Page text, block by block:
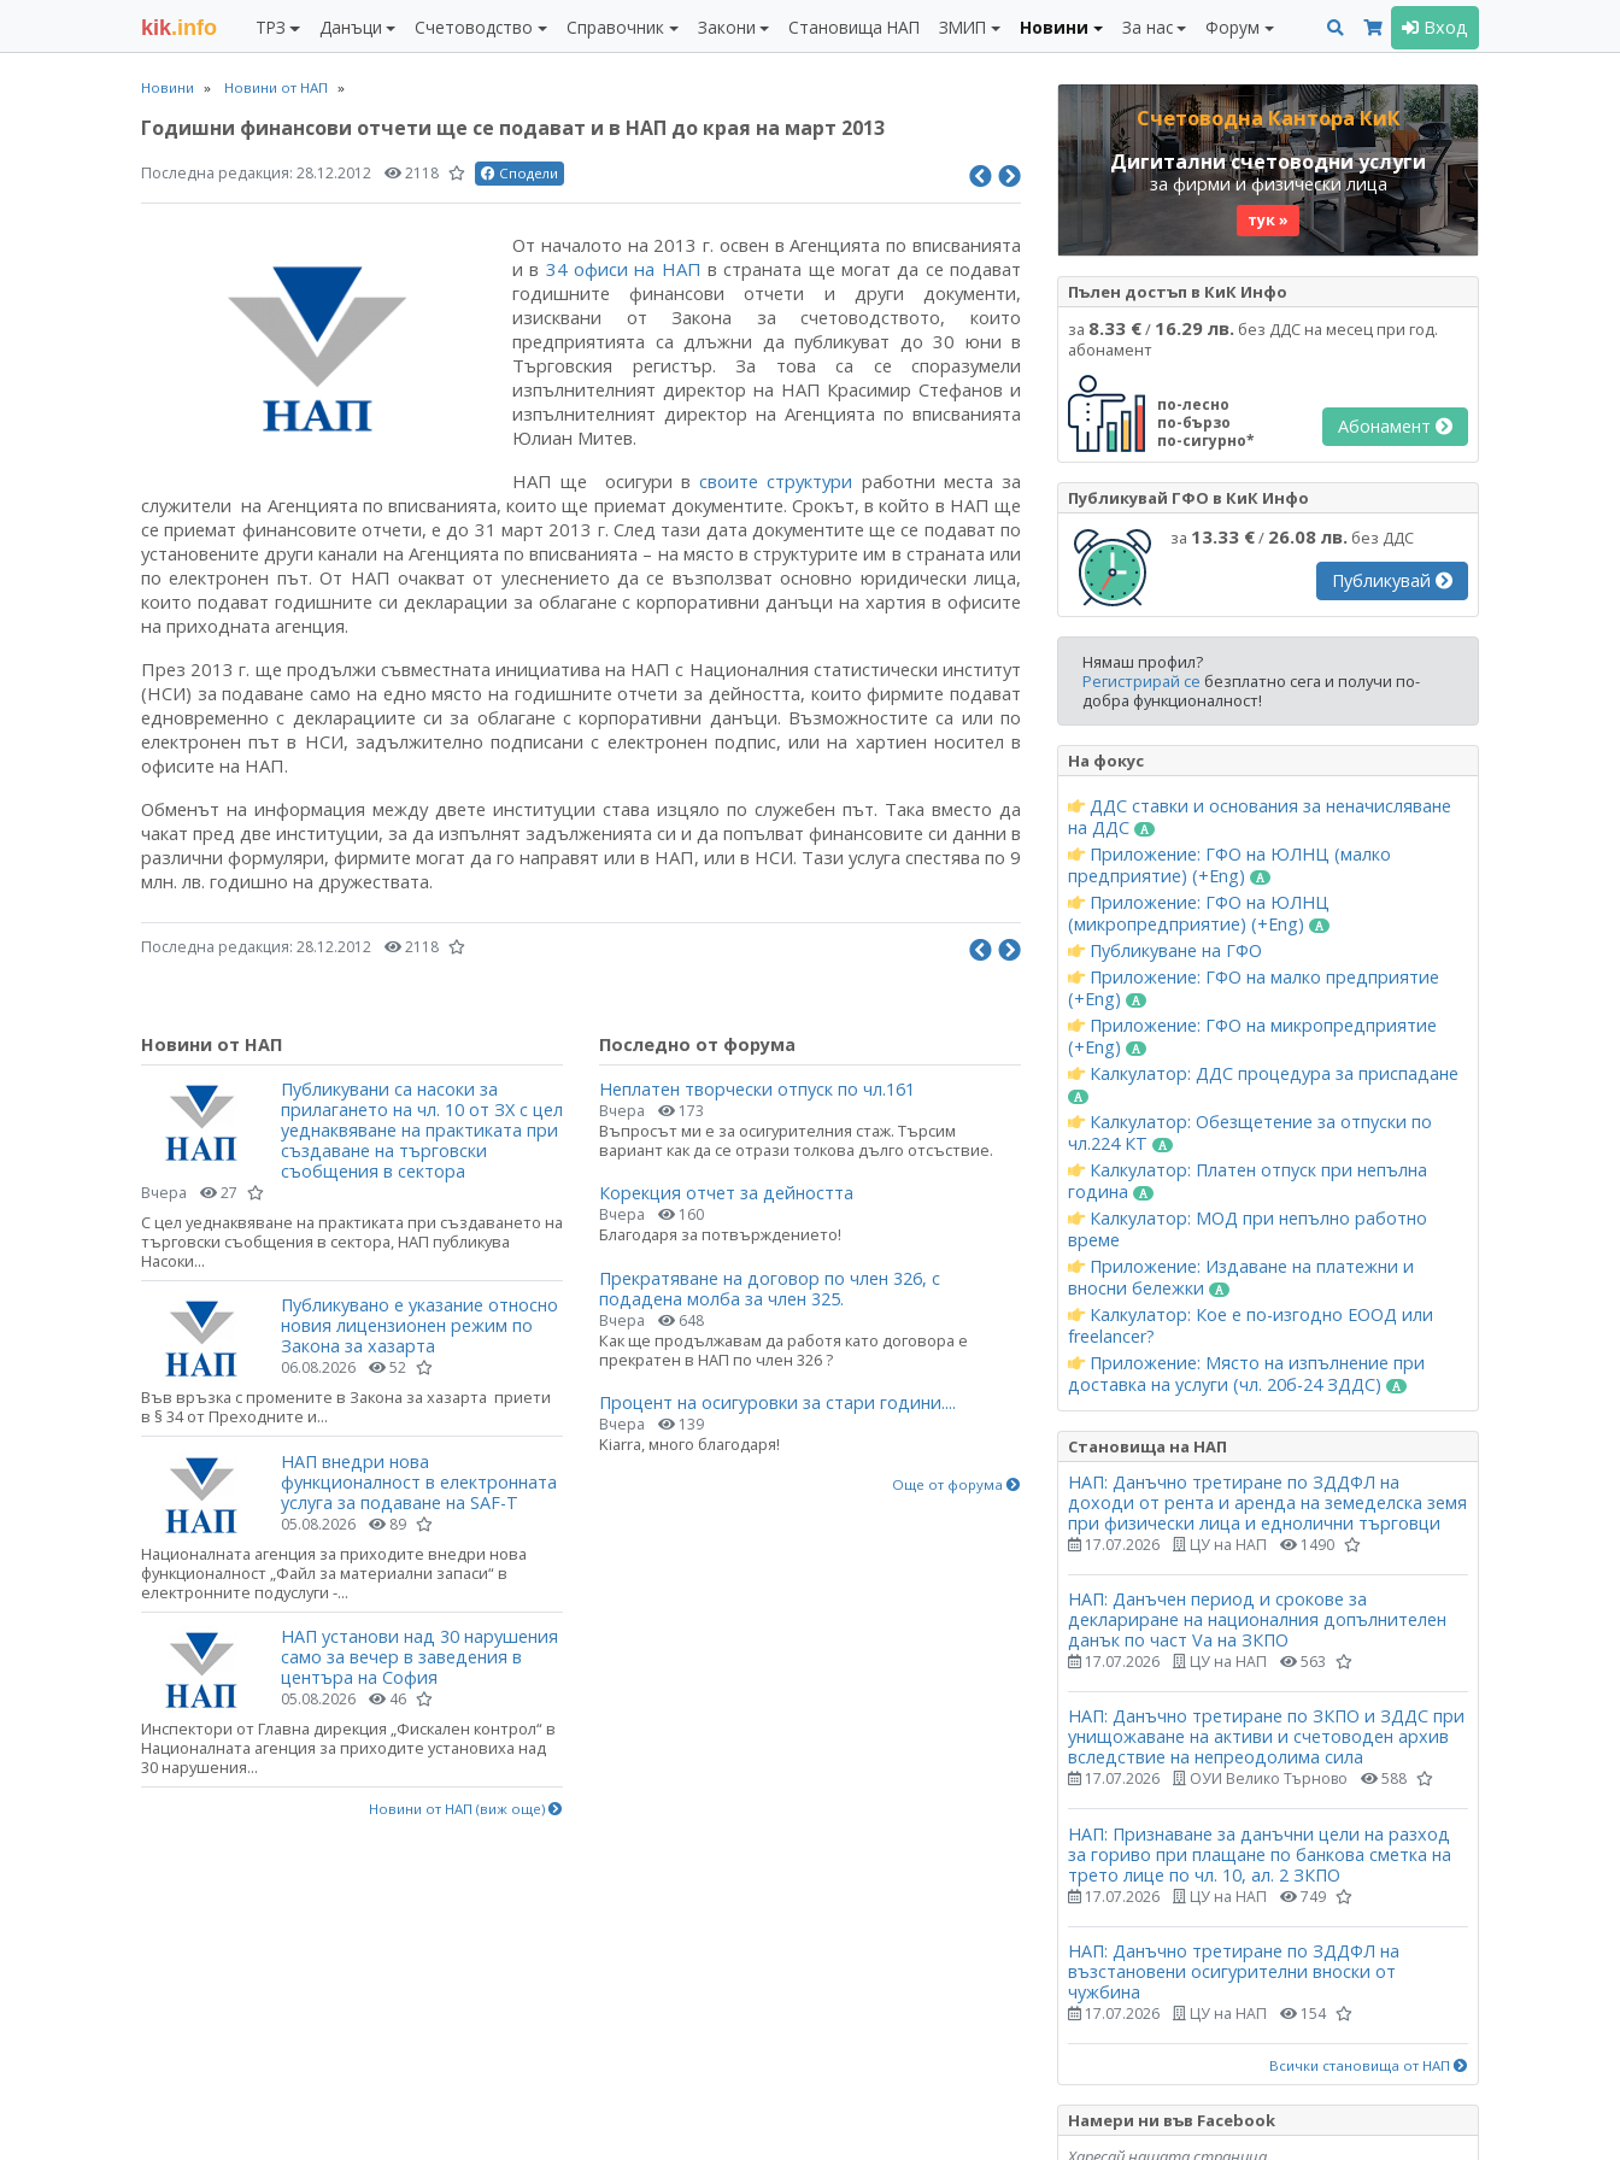
kik.info ТРЗ Данъци Счетоводство Справочник Закони Становища НАП ЗМИП Новини За нас Форум Вход
Новини Новини от НАП
Годишни финансови отчети ще се подават и в НАП до края на март 2013
Последна редакция: 28.12.2012 2118 Сподели
От началото на 2013 г. освен в Агенцията по вписванията
и в 34 офиси на НАП в страната ще могат да се подават
годишните финансови отчети и други документи,
изисквани от Закона за счетоводството, които
предприятията са длъжни да публикуват до 30 юни в
Търговския регистър. За това са се споразумели
изпълнителният директор на НАП Красимир Стефанов и
изпълнителният директор на Агенцията по вписванията
Юлиан Митев.
НАП ще осигури всвоите структури работни места за
служители на Агенцията по вписванията, които ще приемат документите. Срокът, в който в НАП ще
се приемат финансовите отчети, е до 31 март 2013 г. След тази дата документите ще се подават по
установените други канали на Агенцията по вписванията – на място в структурите им в страната или
по електронен път. От НАП очакват от улеснението да се възползват основно юридически лица,
които подават годишните си декларации за облагане с корпоративни данъци на хартия в офисите
на приходната агенция.
През 2013 г. ще продължи съвместната инициатива на НАП с Националния статистически институт
(НСИ) за подаване само на едно място на годишните отчети за дейността, които фирмите подават
едновременно с декларациите си за облагане с корпоративни данъци. Възможностите са или по
електронен път в НСИ, задължително подписани с електронен подпис, или на хартиен носител в
офисите на НАП.
Обменът на информация между двете институции става изцяло по служебен път. Така вместо да
чакат пред две институции, за да изпълнят задълженията си и да попълват финансовите си данни в
различни формуляри, фирмите могат да го направят или в НАП, или в НСИ. Тази услуга спестява по 9
млн. лв. годишно на дружествата.
Последна редакция: 28.12.2012 2118
Новини от НАП
Публикувани са насоки за
прилагането на чл. 10 от ЗХ с цел
уеднаквяване на практиката при
създаване на търговски
съобщения в сектора
Вчера 27
С цел уеднаквяване на практиката при създаването на
търговски съобщения в сектора, НАП публикува
Насоки...
Публикувано е указание относно
новия лицензионен режим по
Закона за хазарта
06.08.2026 52
Във връзка с промените в Закона за хазарта приети
в § 34 от Преходните и...
НАП внедри нова
функционалност в електронната
услуга за подаване на SAF-T
05.08.2026 89
Националната агенция за приходите внедри нова
функционалност „Файл за материални запаси“ в
електронните подуслуги -...
НАП установи над 30 нарушения
само за вечер в заведения в
центъра на София
05.08.2026 46
Инспектори от Главна дирекция „Фискален контрол“ в
Националната агенция за приходите установиха над
30 нарушения...
Новини от НАП (виж още)
Последно от форума
Неплатен творчески отпуск по чл.161
Вчера 173
Въпросът ми е за осигурителния стаж. Търсим
вариант как да се отрази толкова дълго отсъствие.
Корекция отчет за дейността
Вчера 160
Благодаря за потвърждението!
Прекратяване на договор по член 326, с
подадена молба за член 325.
Вчера 648
Как ще продължавам да работя като договора е
прекратен в НАП по член 326 ?
Процент на осигуровки за стари години....
Вчера 139
Kiarra, много благодаря!
Още от форума
Счетоводна Кантора КиК
Дигитални счетоводни услуги
за фирми и физически лица
тук »
Пълен достъп в КиК Инфо
за 8.33 €/ 16.29 лв. без ДДС на месец при год.
абонамент
по-лесно
по-бързо
по-сигурно*
Абонамент
Публикувай ГФО в КиК Инфо
за 13.33 €/ 26.08 лв. без ДДС
Публикувай
Нямаш профил?
Регистрирай се безплатно сега и получи по-
добра функционалност!
На фокус
ДДС ставки и основания за неначисляване
на ДДС
Приложение: ГФО на ЮЛНЦ (малко
предприятие) (+Eng)
Приложение: ГФО на ЮЛНЦ
(микропредприятие) (+Eng)
Публикуване на ГФО
Приложение: ГФО на малко предприятие
(+Eng)
Приложение: ГФО на микропредприятие
(+Eng)
Калкулатор: ДДС процедура за приспадане
Калкулатор: Обезщетение за отпуски по
чл.224 КТ
Калкулатор: Платен отпуск при непълна
година
Калкулатор: МОД при непълно работно
време
Приложение: Издаване на платежни и
вносни бележки
Калкулатор: Кое е по-изгодно ЕООД или
freelancer?
Приложение: Място на изпълнение при
доставка на услуги (чл. 20б-24 ЗДДС)
Становища на НАП
НАП: Данъчно третиране по ЗДДФЛ на
доходи от рента и аренда на земеделска земя
при физически лица и еднолични търговци
17.07.2026 ЦУ на НАП 1490
НАП: Данъчен период и срокове за
деклариране на националния допълнителен
данък по част Vа на ЗКПО
17.07.2026 ЦУ на НАП 563
НАП: Данъчно третиране по ЗКПО и ЗДДС при
унищожаване на активи и счетоводен архив
вследствие на непреодолима сила
17.07.2026 ОУИ Велико Търново 588
НАП: Признаване за данъчни цели на разход
за гориво при плащане по банкова сметка на
трето лице по чл. 10, ал. 2 ЗКПО
17.07.2026 ЦУ на НАП 749
НАП: Данъчно третиране по ЗДДФЛ на
възстановени осигурителни вноски от
чужбина
17.07.2026 ЦУ на НАП 154
Всички становища от НАП
Намери ни във Facebook